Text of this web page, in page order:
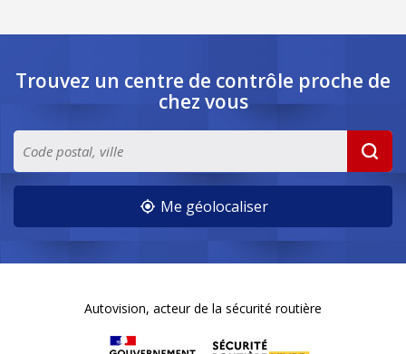
Trouvez un centre de contrôle proche de
chez vous
Me géolocaliser
Autovision, acteur de la sécurité routière